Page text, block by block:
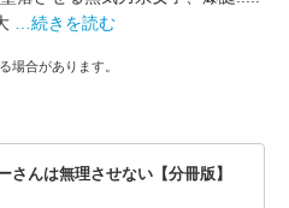
…続きを読む
場合があります。
さんは無理させない【分冊版】